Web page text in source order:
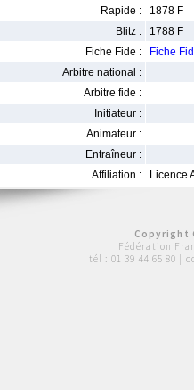
Rapide :
1878 F
Blitz :
1788 F
Fiche Fide :
Fiche
Arbitre national :
Arbitre fide :
Initiateur :
Animateur :
Entraîneur :
Affiliation :
Licence
Copyright
Fédération
tél : 01 39 44 65 80 |